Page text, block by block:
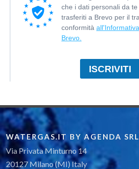
WATERGAS.IT BY AGENDA SRL
Via Privata Minturno 14
20127 Milano (MI) Italy